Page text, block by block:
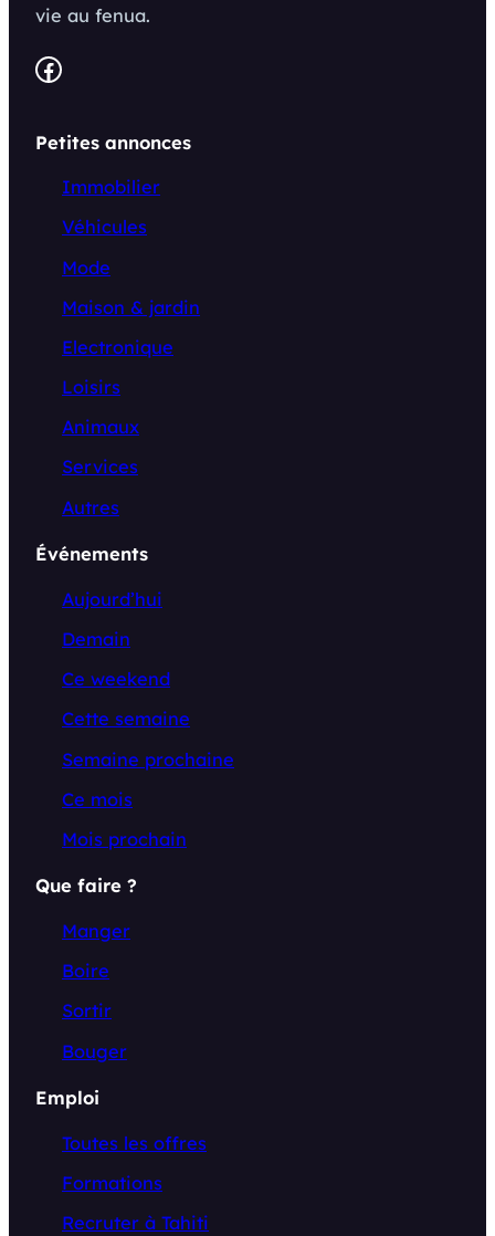
vie au fenua.
Facebook
Petites annonces
Immobilier
Véhicules
Mode
Maison & jardin
Electronique
Loisirs
Animaux
Services
Autres
Événements
Aujourd’hui
Demain
Ce weekend
Cette semaine
Semaine prochaine
Ce mois
Mois prochain
Que faire ?
Manger
Boire
Sortir
Bouger
Emploi
Toutes les offres
Formations
Recruter à Tahiti